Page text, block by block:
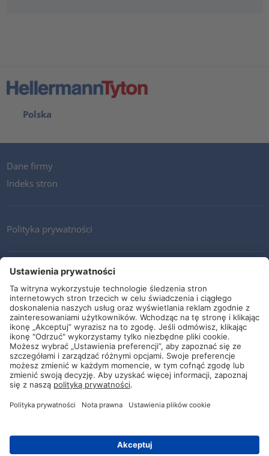
Polska
Dane firmy
Indeks stron
Polityka prywatności
Kontakt
Newsletter
Ogólne warunki i dostawy
Wytyczne i zobowiązania
Media społecznościowe